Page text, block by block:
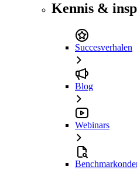
Kennis &
Succesverhalen
Blog
Webinars